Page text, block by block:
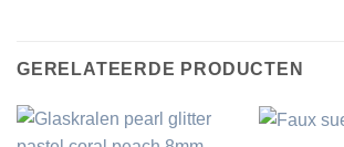
GERELATEERDE PRODUCTEN